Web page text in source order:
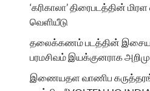
‘கரிகாலா’ திரைபடத்தின்
வெளியீடு
தலைக்கணம் படத்தின்
பரமசிவம் இயக்குனராக
இணையதள வாணிப